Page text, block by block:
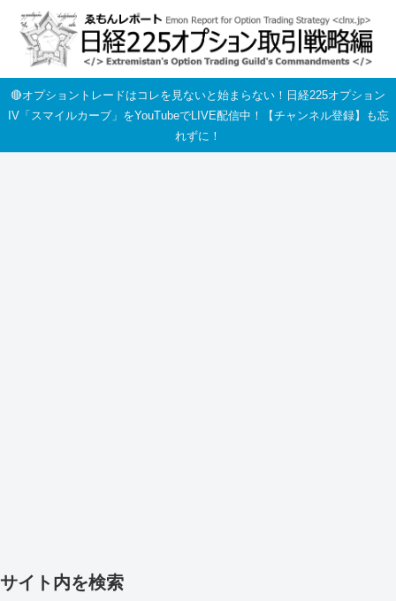
🔴オプショントレードはコレを見ないと始まらない！日経225オプション
IV「スマイルカーブ」をYouTubeでLIVE配信中！【チャンネル登録】も忘
れずに！
サイト内を検索